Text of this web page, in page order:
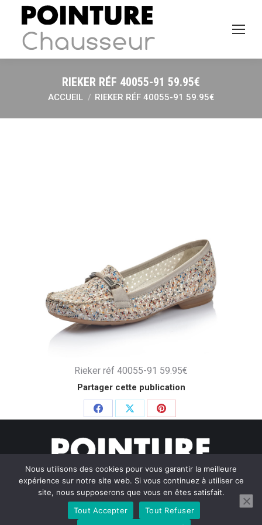
RIEKER RÉF 40055-91 59.95€
Vous êtes ici :
ACCUEIL RIEKER RÉF 40055-91 59.95€
Rieker réf 40055-91 59.95€
Partager cette publication
Partager
Facebook
PartagerPartager
Pinterest
© Pointure Chausseurs - 2020. Dream-Theme — truly
Nous utilisons des cookies pour vous garantir la meilleure
expérience sur notre site web. Si vous continuez à utiliser ce
site, nous supposerons que vous en êtes satisfait.
Tout Accepter
Tout Refuser